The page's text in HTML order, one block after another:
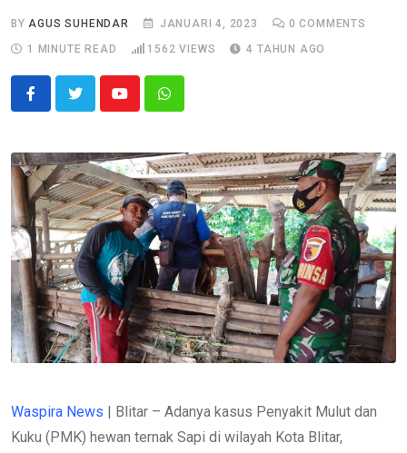
BYAGUS SUHENDAR JANUARI 4, 2023 0 COMMENTS
1 MINUTE READ
1562 VIEWS 4 TAHUN AGO
YoutubeWhatsapp
Waspira News | Blitar – Adanya kasus Penyakit Mulut dan
Kuku (PMK) hewan ternak Sapi di wilayah Kota Blitar,